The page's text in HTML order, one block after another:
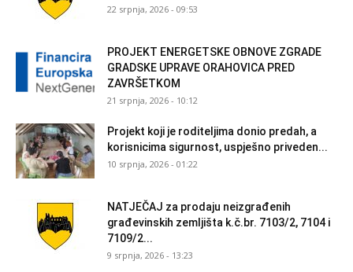
22 srpnja, 2026 - 09:53
PROJEKT ENERGETSKE OBNOVE ZGRADE
GRADSKE UPRAVE ORAHOVICA PRED
ZAVRŠETKOM
21 srpnja, 2026 - 10:12
Projekt koji je roditeljima donio predah, a
korisnicima sigurnost, uspješno priveden...
10 srpnja, 2026 - 01:22
NATJEČAJ za prodaju neizgrađenih
građevinskih zemljišta k.č.br. 7103/2, 7104 i
7109/2...
9 srpnja, 2026 - 13:23